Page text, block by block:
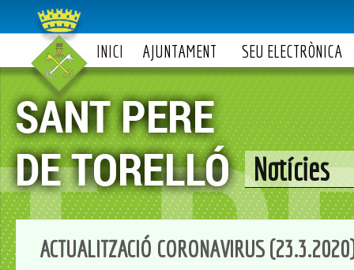
INICI AJUNTAMENT SEU ELECTRÒNICA
Notícies
ACTUALITZACIÓ CORONAVIRUS